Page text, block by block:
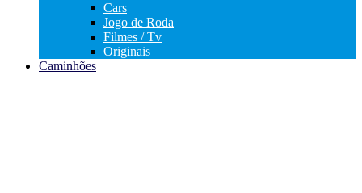
Cars
Jogo de Roda
Filmes / Tv
Originais
Caminhões